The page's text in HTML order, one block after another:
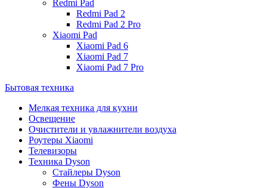
Redmi Pad
Redmi Pad 2
Redmi Pad 2 Pro
Xiaomi Pad
Xiaomi Pad 6
Xiaomi Pad 7
Xiaomi Pad 7 Pro
Бытовая техника
Мелкая техника для кухни
Освещение
Очистители и увлажнители воздуха
Роутеры Xiaomi
Телевизоры
Техника Dyson
Стайлеры Dyson
Фены Dyson